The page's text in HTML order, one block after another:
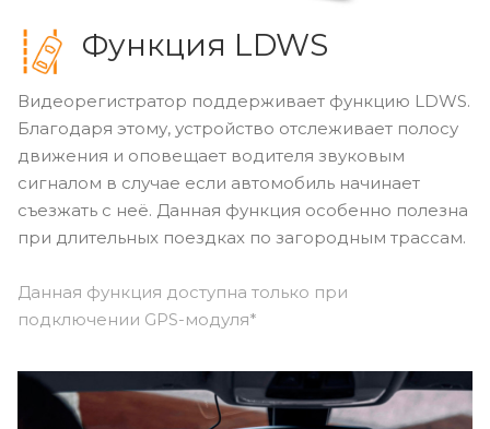
Функция LDWS
Видеорегистратор поддерживает функцию LDWS.
Благодаря этому, устройство отслеживает полосу
движения и оповещает водителя звуковым
сигналом в случае если автомобиль начинает
съезжать с неё. Данная функция особенно полезна
при длительных поездках по загородным трассам.
Данная функция доступна только при
подключении GPS-модуля*